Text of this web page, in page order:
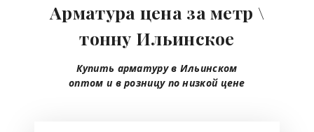
Арматура цена за метр \
тонну Ильинское
Купить арматуру в Ильинском
оптом и в розницу по низкой цене